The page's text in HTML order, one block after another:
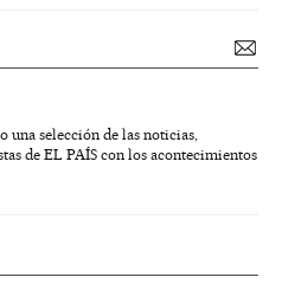
una selección de las noticias,
de EL PAÍS con los acontecimientos